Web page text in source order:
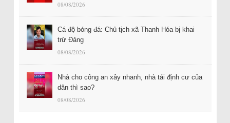
08/08/2026
Cá độ bóng đá: Chủ tịch xã Thanh Hóa bị khai
trừ Đảng
08/08/2026
Nhà cho công an xây nhanh, nhà tái định cư của
dân thì sao?
08/08/2026